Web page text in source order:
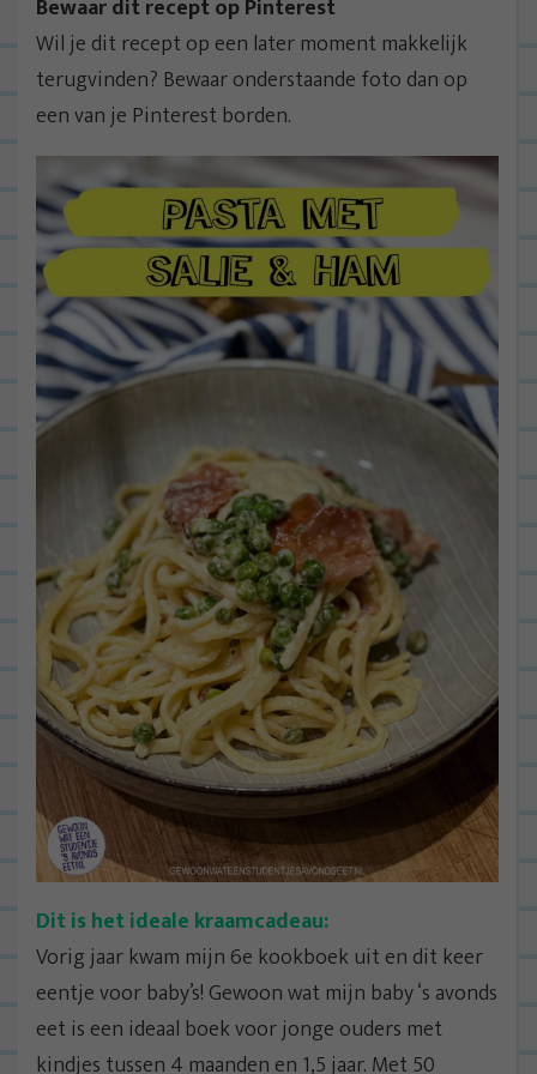
Bewaar dit recept op Pinterest
Wil je dit recept op een later moment makkelijk
terugvinden? Bewaar onderstaande foto dan op
een van je Pinterest borden.
Dit is het ideale kraamcadeau:
Vorig jaar kwam mijn 6e kookboek uit en dit keer
eentje voor baby’s! Gewoon wat mijn baby ‘s avonds
eet is een ideaal boek voor jonge ouders met
kindjes tussen 4 maanden en 1,5 jaar. Met 50